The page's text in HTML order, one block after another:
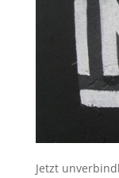
Jetzt